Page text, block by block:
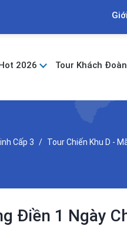
2026 Tour Khách
Cấp 3 Tour Chiến Khu D -
Điền 1 Ngày